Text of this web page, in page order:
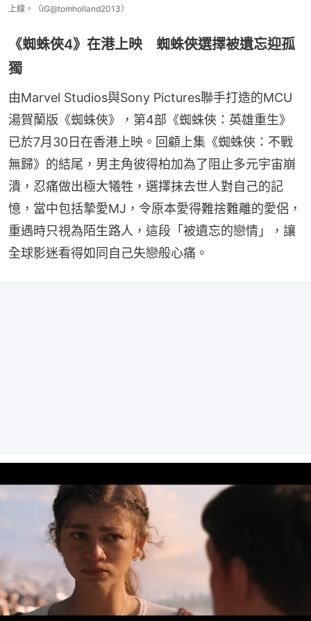
上線。（IG@tomholland2013）
《蜘蛛俠4》在港上映 蜘蛛俠選擇被遺忘迎孤
獨
由Marvel Studios與Sony Pictures聯手打造的MCU
湯賀蘭版《蜘蛛俠》，第4部《蜘蛛俠：英雄重生》
已於7月30日在香港上映。回顧上集《蜘蛛俠：不戰
無歸》的結尾，男主角彼得柏加為了阻止多元宇宙崩
潰，忍痛做出極大犧牲，選擇抹去世人對自己的記
憶，當中包括摯愛MJ，令原本愛得難捨難離的愛侶，
重遇時只視為陌生路人，這段「被遺忘的戀情」，讓
全球影迷看得如同自己失戀般心痛。